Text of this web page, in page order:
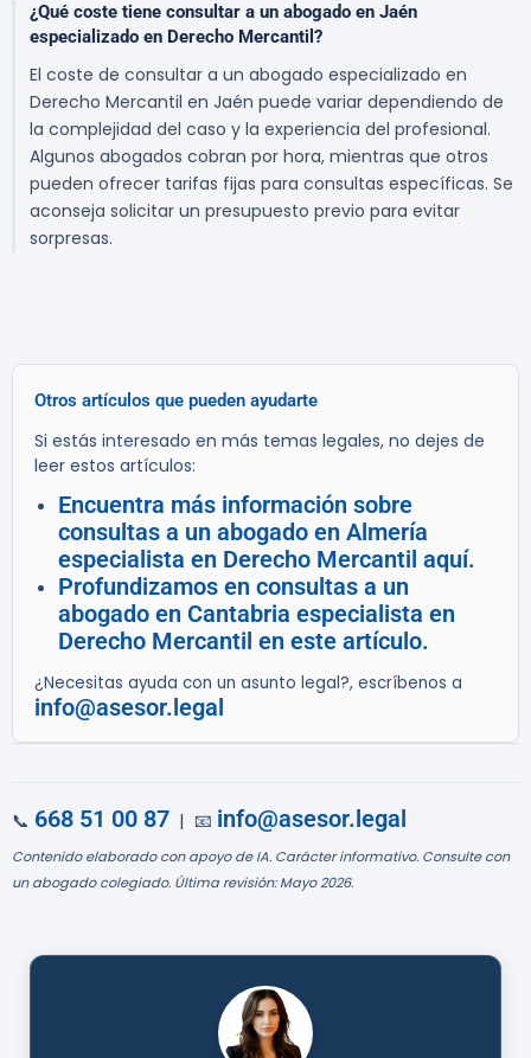
¿Qué coste tiene consultar a un abogado en Jaén
especializado en Derecho Mercantil?
El coste de consultar a un abogado especializado en
Derecho Mercantil en Jaén puede variar dependiendo de
la complejidad del caso y la experiencia del profesional.
Algunos abogados cobran por hora, mientras que otros
pueden ofrecer tarifas fijas para consultas específicas. Se
aconseja solicitar un presupuesto previo para evitar
sorpresas.
Otros artículos que pueden ayudarte
Si estás interesado en más temas legales, no dejes de
leer estos artículos:
Encuentra más información sobre
consultas a un abogado en Almería
especialista en Derecho Mercantil aquí.
Profundizamos en consultas a un
abogado en Cantabria especialista en
Derecho Mercantil en este artículo.
¿Necesitas ayuda con un asunto legal?, escríbenos a
info@asesor.legal
📞 668 51 00 87 | 📧 info@asesor.legal
Contenido elaborado con apoyo de IA. Carácter informativo. Consulte con
un abogado colegiado. Última revisión: Mayo 2026.